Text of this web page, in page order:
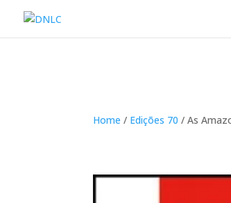
Home / Edições 70 / As